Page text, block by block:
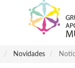
Novidades